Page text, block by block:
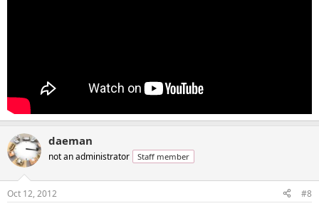
daeman
not an administrator Staff member
Oct 12, 2012 #8